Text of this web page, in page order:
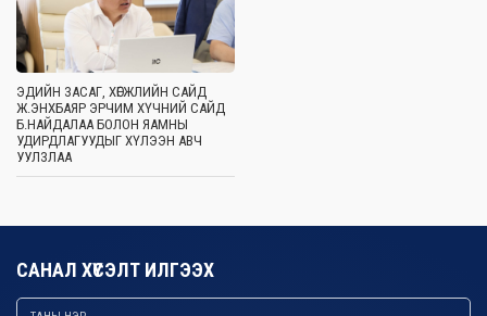
ЭДИЙН ЗАСАГ, ХӨГЖЛИЙН САЙД
Ж.ЭНХБАЯР ЭРЧИМ ХҮЧНИЙ САЙД
Б.НАЙДАЛАА БОЛОН ЯАМНЫ
УДИРДЛАГУУДЫГ ХҮЛЭЭН АВЧ
УУЛЗЛАА
САНАЛ ХҮСЭЛТ ИЛГЭЭХ